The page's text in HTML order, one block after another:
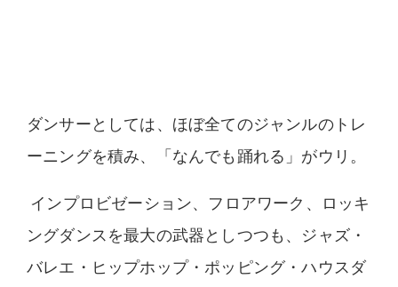
ダンサーとしては、ほぼ全てのジャンルのトレ
ーニングを積み、「なんでも踊れる」がウリ。
インプロビゼーション、フロアワーク、ロッキ
ングダンスを最大の武器としつつも、ジャズ・
バレエ・ヒップホップ・ポッピング・ハウスダ